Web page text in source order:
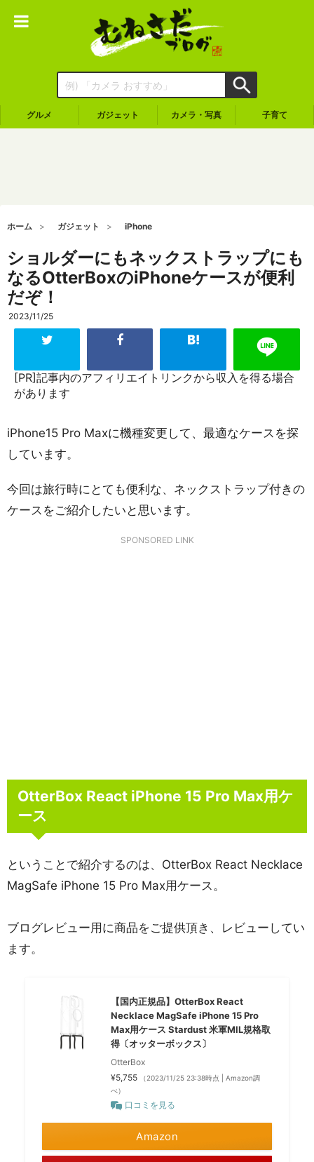
グルメ ガジェット カメラ・写真 子育て
ホーム ガジェット iPhone
ショルダーにもネックストラップにも
なるOtterBoxのiPhoneケースが便利
だぞ！
2023/11/25
[PR]記事内のアフィリエイトリンクから収入を得る場合
があります
iPhone15 Pro Maxに機種変更して、最適なケースを探
しています。
今回は旅行時にとても便利な、ネックストラップ付きの
ケースをご紹介したいと思います。
SPONSORED LINK
OtterBox React iPhone 15 Pro Max用ケ
ース
ということで紹介するのは、OtterBox React Necklace
MagSafe iPhone 15 Pro Max用ケース。
ブログレビュー用に商品をご提供頂き、レビューしてい
ます。
【国内正規品】OtterBox React
Necklace MagSafe iPhone 15 Pro
Max用ケース Stardust 米軍MIL規格取
得〔オッターボックス〕
OtterBox
¥5,755
（2023/11/25 23:38時点 | Amazon調
べ）
口コミを見る
Amazon